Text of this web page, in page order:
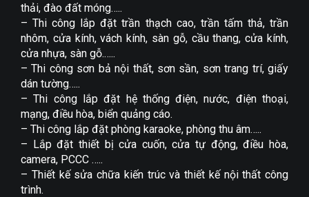
thải, đào đất móng…..
– Thi công lắp đặt trần thạch cao, trần tấm thả, trần
nhôm, cửa kính, vách kính, sàn gỗ, cầu thang, cửa kính,
cửa nhựa, sàn gỗ.…..
– Thi công sơn bả nội thất, sơn sần, sơn trang trí, giấy
dán tường…..
– Thi công lắp đặt hệ thống điện, nước, điện thoại,
mạng, điều hòa, biển quảng cáo.
– Thi công lắp đặt phòng karaoke, phòng thu âm…..
– Lắp đặt thiết bị cửa cuốn, cửa tự động, điều hòa,
camera, PCCC …..
– Thiết kế sửa chữa kiến trúc và thiết kế nội thất công
trình.